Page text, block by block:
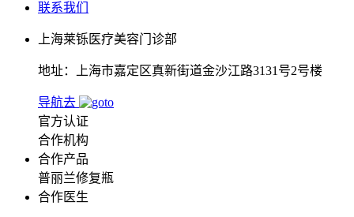
联系我们
上海莱铄医疗美容门诊部
地址：上海市嘉定区真新街道金沙江路3131号2号楼
导航去
官方认证
合作机构
合作产品
普丽兰修复瓶
合作医生